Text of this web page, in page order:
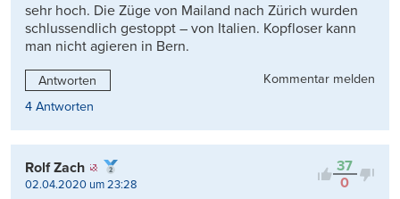
sehr hoch. Die Züge von Mailand nach Zürich wurden
schlussendlich gestoppt – von Italien. Kopfloser kann
man nicht agieren in Bern.
Antworten
Kommentar melden
4 Antworten
37
0
Rolf Zach
02.04.2020 um 23:28